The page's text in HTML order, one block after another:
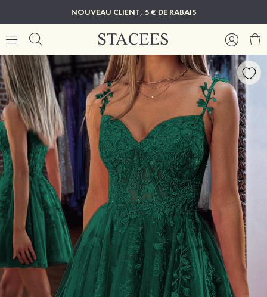
NOUVEAU CLIENT, 5 € DE RABAIS